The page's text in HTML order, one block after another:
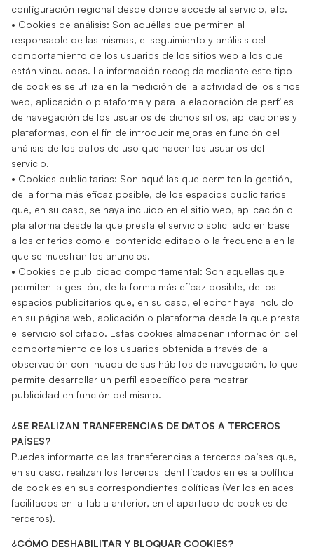
configuración regional desde donde accede al servicio, etc.
• Cookies de análisis: Son aquéllas que permiten al
responsable de las mismas, el seguimiento y análisis del
comportamiento de los usuarios de los sitios web a los que
están vinculadas. La información recogida mediante este tipo
de cookies se utiliza en la medición de la actividad de los sitios
web, aplicación o plataforma y para la elaboración de perfiles
de navegación de los usuarios de dichos sitios, aplicaciones y
plataformas, con el fin de introducir mejoras en función del
análisis de los datos de uso que hacen los usuarios del
servicio.
• Cookies publicitarias: Son aquéllas que permiten la gestión,
de la forma más eficaz posible, de los espacios publicitarios
que, en su caso, se haya incluido en el sitio web, aplicación o
plataforma desde la que presta el servicio solicitado en base
a los criterios como el contenido editado o la frecuencia en la
que se muestran los anuncios.
• Cookies de publicidad comportamental: Son aquellas que
permiten la gestión, de la forma más eficaz posible, de los
espacios publicitarios que, en su caso, el editor haya incluido
en su página web, aplicación o plataforma desde la que presta
el servicio solicitado. Estas cookies almacenan información del
comportamiento de los usuarios obtenida a través de la
observación continuada de sus hábitos de navegación, lo que
permite desarrollar un perfil específico para mostrar
publicidad en función del mismo.
¿SE REALIZAN TRANFERENCIAS DE DATOS A TERCEROS
PAÍSES?
Puedes informarte de las transferencias a terceros países que,
en su caso, realizan los terceros identificados en esta política
de cookies en sus correspondientes políticas (Ver los enlaces
facilitados en la tabla anterior, en el apartado de cookies de
terceros).
¿CÓMO DESHABILITAR Y BLOQUAR COOKIES?